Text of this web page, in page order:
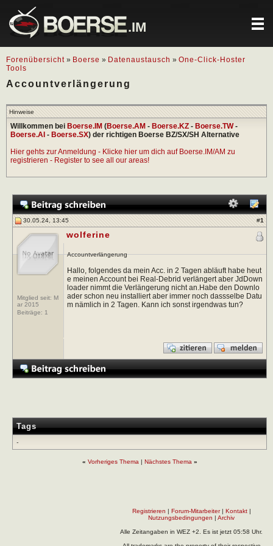
.IM
Forenübersicht » Boerse » Datenaustausch » One-Click-Hoster
Tools
Accountverlängerung
Hinweise
Willkommen bei Boerse.IM (Boerse.AM - Boerse.KZ - Boerse.TW-
Boerse.AI - Boerse.SX) der richtigen Boerse BZ/SX/SH Alternative
Hier gehts zur Anmeldung - Klicke hier um dich auf Boerse.IM/AM zu
registrieren - Register to see all our areas!
30.05.24, 13:45 #1
Mitglied seit: M
ar 2015
Beiträge: 1
wolferine
Accountverlängerung
Hallo, folgendes da mein Acc. in 2 Tagen abläuft habe heut
e meinen Account bei Real-Debrid verlängert aber JdDown
loader nimmt die Verlängerung nicht an.Habe den Downlo
ader schon neu installiert aber immer noch dassselbe Datu
m nämlich in 2 Tagen. Kann ich sonst irgendwas tun?
Tags
-
« Vorheriges Thema | Nächstes Thema »
Registrieren | Forum-Mitarbeiter| Kontakt|
Nutzungsbedingungen | Archiv
Alle Zeitangaben in WEZ +2. Es ist jetzt 05:58 Uhr.